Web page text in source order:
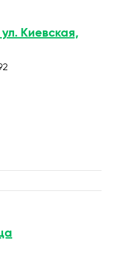
Киевская,